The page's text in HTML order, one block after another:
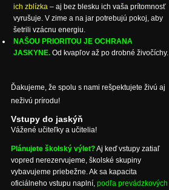
ich zblízka – aj bez blesku ich vaša prítomnosť
vyrušuje. V zime a na jar potrebujú pokoj, aby
šetrili vzácnu energiu.
NAŠOU PRIORITOU JE OCHRANA
JASKYNE. Od kvapľov až po drobné živočíchy.
Ďakujeme, že spolu s nami rešpektujete živú aj
neživú prírodu!
Vstupy do jaskýň
Vážené učiteľky a učitelia!
Plánujete školský výlet?Aj keď vstupy zatiaľ
vopred nerezervujeme, školské skupiny
vybavujeme priebežne. Ak sa kapacita
oficiálneho vstupu naplní, podľa prevádzkových